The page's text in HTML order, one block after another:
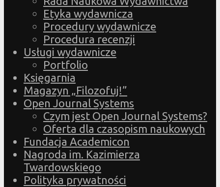
Etyka wydawnicza
Procedury wydawnicze
Procedura recenzji
Usługi wydawnicze
Portfolio
Księgarnia
Magazyn „Filozofuj!”
Open Journal Systems
Czym jest Open Journal Systems?
Oferta dla czasopism naukowych
Fundacja Academicon
Nagroda im. Kazimierza
Twardowskiego
Polityka prywatności